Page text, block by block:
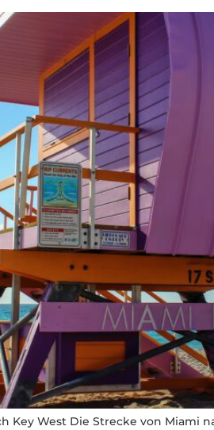
Key West Die Strecke von Miami